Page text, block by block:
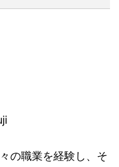
の職業を経験し、そ